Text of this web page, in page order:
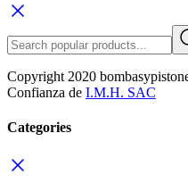
Copyright 2020
Confianza de I.M.H. SAC
Categories